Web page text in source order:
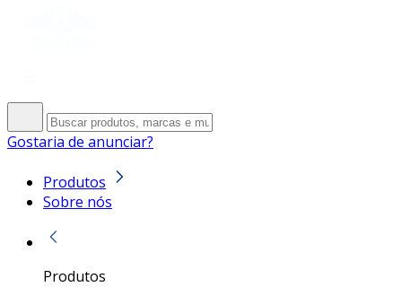
Gostaria de anunciar?
Produtos
Sobre nós
Produtos